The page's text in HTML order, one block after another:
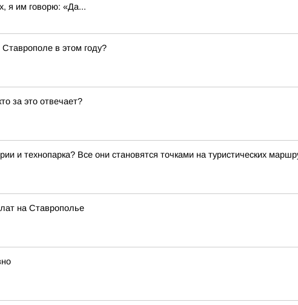
я им говорю: «Да...
в этом году?
за это отвечает?
и технопарка? Все они становятся точками на туристических
на Ставрополье